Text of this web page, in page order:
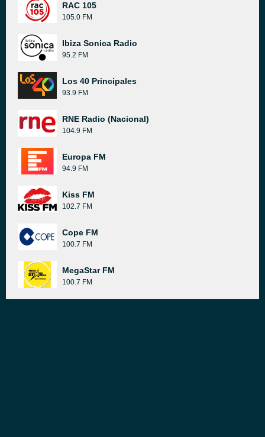
RAC 105
105.0 FM
Ibiza Sonica Radio
95.2 FM
Los 40 Principales
93.9 FM
RNE Radio (Nacional)
104.9 FM
Europa FM
94.9 FM
Kiss FM
102.7 FM
Cope FM
100.7 FM
MegaStar FM
100.7 FM